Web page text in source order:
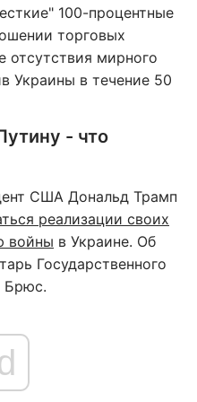
100-процентные
торговых
отсутствия мирного
Украины в течение 50
- что
США Дональд Трамп
реализации своих
войны в Украине. Об
Государственного
Брюс.